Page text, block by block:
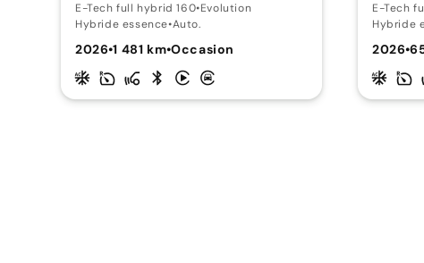
E-Tech full hybrid 160•Evolution
Hybride essence•Auto.
2026•1 481 km•Occasion
E-Tech
Hybride
2026•